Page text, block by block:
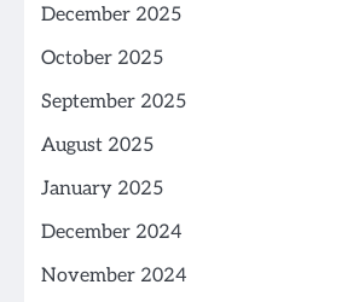
December 2025
October 2025
September 2025
August 2025
January 2025
December 2024
November 2024